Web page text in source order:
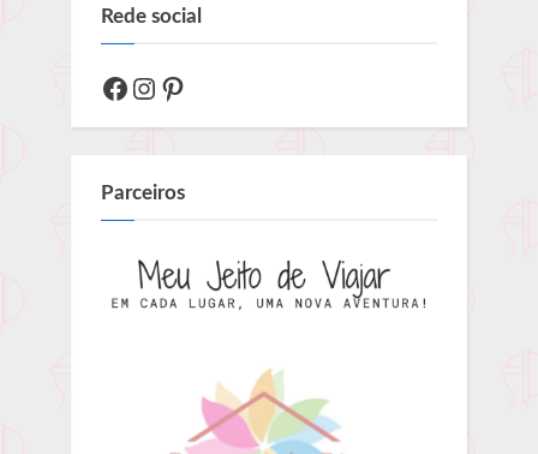
Rede social
Facebook
Instagram
Pinterest
Parceiros